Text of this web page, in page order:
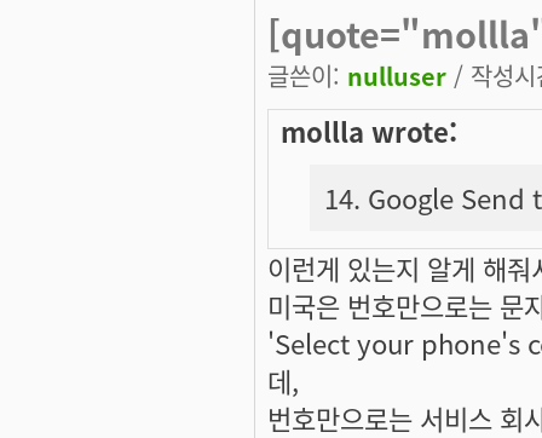
글쓴이: nulluser / 작성
mollla wrote:
14. Google Send
이런게 있는지 알게 해
미국은 번호만으로는 문
'Select your phone's
데,
번호만으로는 서비스 회